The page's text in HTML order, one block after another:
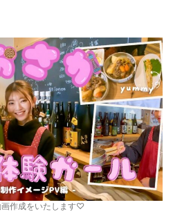
画作成をいたします♡